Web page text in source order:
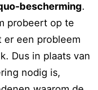
bescherming.
probeert op te
een probleem
Dus in plaats van
nodig is,